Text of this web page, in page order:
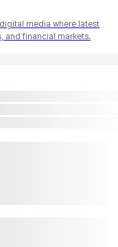
media where latest
and financial markets.